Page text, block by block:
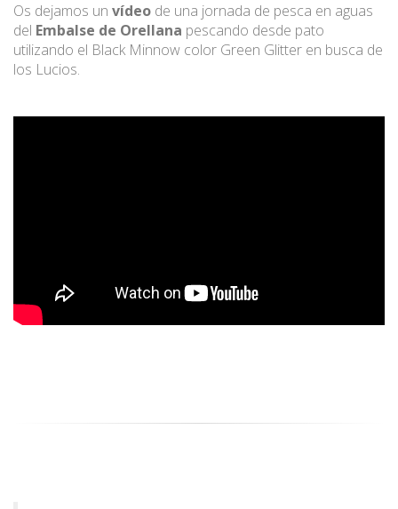
Os dejamos un vídeo de una jornada de pesca en aguas
del Embalse de Orellana pescando desde pato
utilizando el Black Minnow color Green Glitter en busca de
los Lucios.